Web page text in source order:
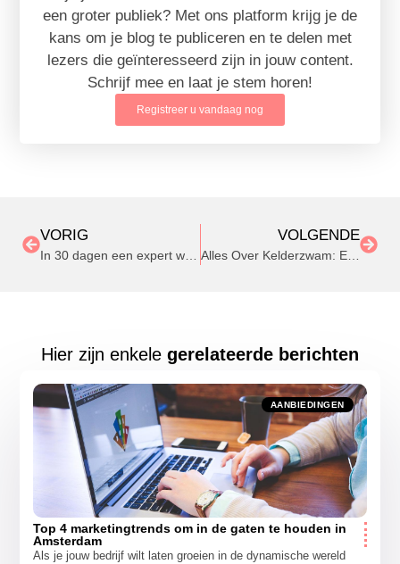
een groter publiek? Met ons platform krijg je de
kans om je blog te publiceren en te delen met
lezers die geïnteresseerd zijn in jouw content.
Schrijf mee en laat je stem horen!
Registreer u vandaag nog
VORIG VOLGENDE
Alles Over Kelderzwam: Een Stil Gevaar in Uw Kelder
Hier zijn enkele gerelateerde berichten
AANBIEDINGEN
Top 4 marketingtrends om in de gaten te houden in
Amsterdam
Als je jouw bedrijf wilt laten groeien in de dynamische wereld